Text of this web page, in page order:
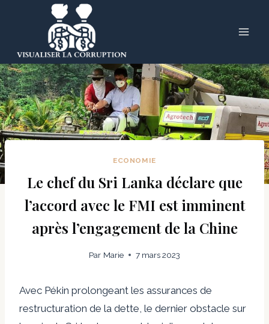
ECONOMIE
Le chef du Sri Lanka déclare que
l’accord avec le FMI est imminent
après l’engagement de la Chine
Par Marie 7 mars 2023
Avec Pékin prolongeant les assurances de
restructuration de la dette, le dernier obstacle sur